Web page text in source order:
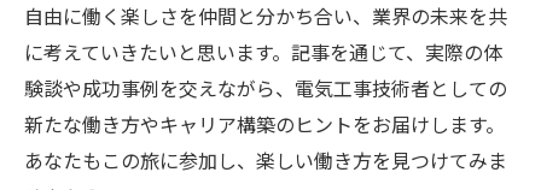
自由に働く楽しさを仲間と分かち合い、業界の未来を共
に考えていきたいと思います。記事を通じて、実際の体
験談や成功事例を交えながら、電気工事技術者としての
新たな働き方やキャリア構築のヒントをお届けします。
あなたもこの旅に参加し、楽しい働き方を見つけてみま